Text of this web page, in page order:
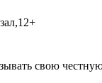
12+
свою